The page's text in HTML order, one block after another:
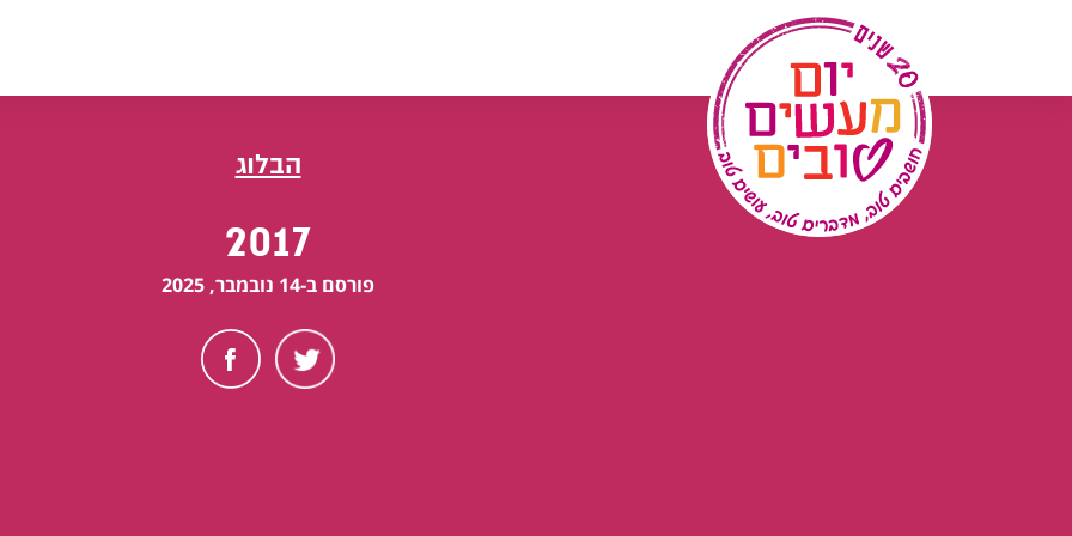
הבלוג
2017
פורסם ב-14 נובמבר, 2025